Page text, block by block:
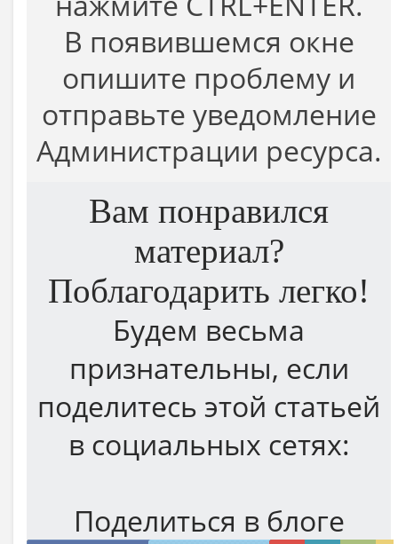
В появившемся окне
опишите проблему и
отправьте уведомление
Администрации ресурса.
Вам понравился
материал?
Поблагодарить легко!
Будем весьма
признательны, если
поделитесь этой статьей
в социальных сетях:
Поделиться в блоге